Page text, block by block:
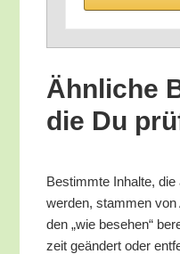
Ähn­li­che
die Du
Bestimm­te Inhal­te,
wer­den, stam­men
den „wie bese­hen“
zeit geän­dert oder